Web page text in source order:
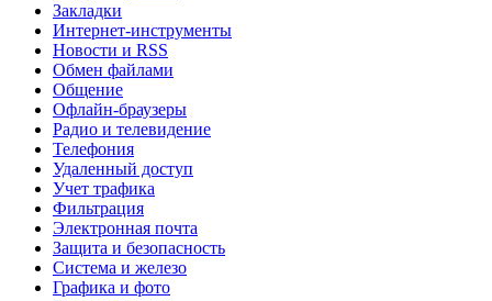
Закладки
Интернет-инструменты
Новости и RSS
Обмен файлами
Общение
Офлайн-браузеры
Радио и телевидение
Телефония
Удаленный доступ
Учет трафика
Фильтрация
Электронная почта
Защита и безопасность
Система и железо
Графика и фото